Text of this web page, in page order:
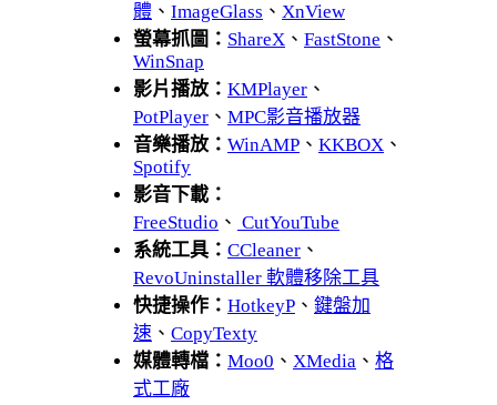
體 、 ImageGlass 、 XnView
螢幕抓圖： ShareX 、 FastStone 、
WinSnap
影片播放： KMPlayer 、
PotPlayer 、 MPC影音播放器
音樂播放： WinAMP 、 KKBOX 、
Spotify
影音下載：
FreeStudio 、 CutYouTube
系統工具： CCleaner 、
RevoUninstaller 軟體移除工具
快捷操作： HotkeyP 、 鍵盤加
速 、 CopyTexty
媒體轉檔： Moo0 、 XMedia 、 格
式工廠